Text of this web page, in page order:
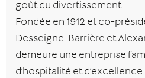
goût du divertissement.
Fondée en 1912 et co-
Desseigne-Barrière et
demeure une entreprise
d’hospitalité et